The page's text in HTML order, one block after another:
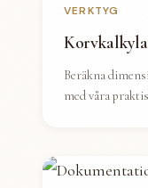
VERKTYG
Beräkna
med våra